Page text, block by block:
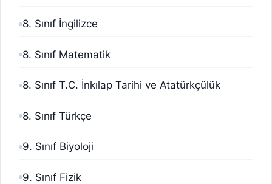
8. Sınıf İngilizce
8. Sınıf Matematik
8. Sınıf T.C. İnkılap Tarihi ve Atatürkçülük
8. Sınıf Türkçe
9. Sınıf Biyoloji
9. Sınıf Fizik